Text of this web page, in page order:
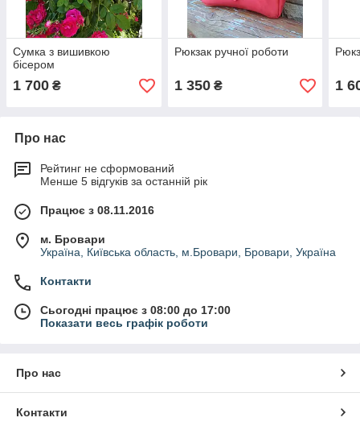
Сумка з вишивкою
бісером
1 700 ₴
Рюкзак ручної роботи
1 350₴ 1
Про нас
Рейтинг не сформований
Менше 5 відгуків за останній рік
Працює з 08.11.2016
м. Бровари
Україна, Київська область, м.Бровари, Бровари, Україна
Контакти
Сьогодні працює з 08:00 до 17:00
Показати весь графік роботи
Про нас
Контакти